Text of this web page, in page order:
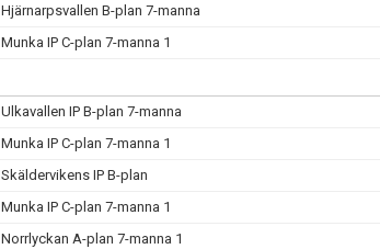
Hjärnarpsvallen B-plan 7-manna
Munka IP C-plan 7-manna 1
Ulkavallen IP B-plan 7-manna
Munka IP C-plan 7-manna 1
Skäldervikens IP B-plan
Munka IP C-plan 7-manna 1
Norrlyckan A-plan 7-manna 1